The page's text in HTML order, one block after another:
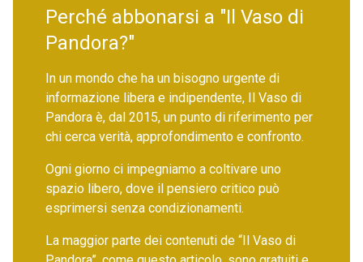
Perché abbonarsi a "Il Vaso di
Pandora?"
In un mondo che ha un bisogno urgente di
informazione libera e indipendente, Il Vaso di
Pandora è, dal 2015, un punto di riferimento per
chi cerca verità, approfondimento e confronto.
Ogni giorno ci impegniamo a coltivare uno
spazio libero, dove il pensiero critico può
esprimersi senza condizionamenti.
La maggior parte dei contenuti de “Il Vaso di